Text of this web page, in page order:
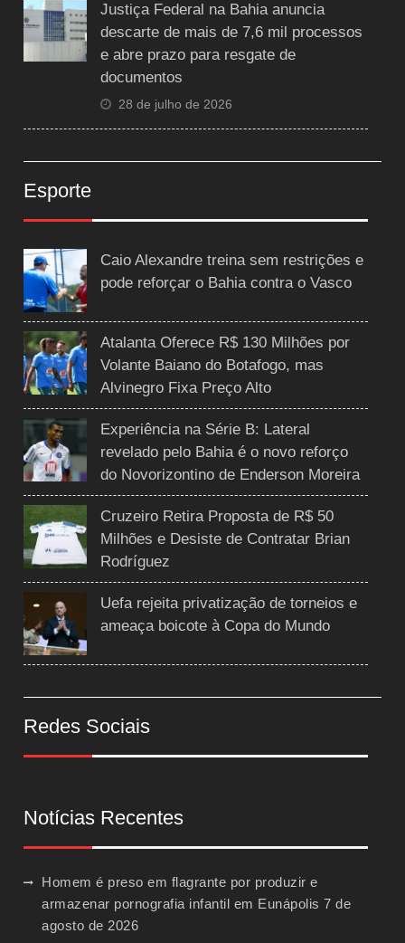
Justiça Federal na Bahia anuncia
descarte de mais de 7,6 mil processos
e abre prazo para resgate de
documentos
28 de julho de 2026
Esporte
Caio Alexandre treina sem restrições e
pode reforçar o Bahia contra o Vasco
Atalanta Oferece R$ 130 Milhões por
Volante Baiano do Botafogo, mas
Alvinegro Fixa Preço Alto
Experiência na Série B: Lateral
revelado pelo Bahia é o novo reforço
do Novorizontino de Enderson Moreira
Cruzeiro Retira Proposta de R$ 50
Milhões e Desiste de Contratar Brian
Rodríguez
Uefa rejeita privatização de torneios e
ameaça boicote à Copa do Mundo
Redes Sociais
Notícias Recentes
Homem é preso em flagrante por produzir e
armazenar pornografia infantil em Eunápolis 7 de
agosto de 2026